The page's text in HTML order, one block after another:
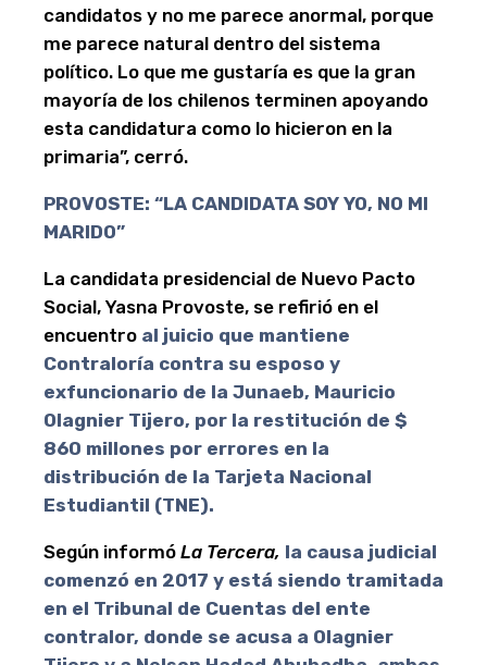
candidatos y no me parece anormal, porque
me parece natural dentro del sistema
político. Lo que me gustaría es que la gran
mayoría de los chilenos terminen apoyando
esta candidatura como lo hicieron en la
primaria”, cerró.
PROVOSTE: “LA CANDIDATA SOY YO, NO MI
MARIDO”
La candidata presidencial de Nuevo Pacto
Social, Yasna Provoste, se refirió en el
encuentro al juicio que mantiene
Contraloría contra su esposo y
exfuncionario de la Junaeb, Mauricio
Olagnier Tijero, por la restitución de $
860 millones por errores en la
distribución de la Tarjeta Nacional
Estudiantil (TNE).
Según informó La Tercera, la causa judicial
comenzó en 2017 y está siendo tramitada
en el Tribunal de Cuentas del ente
contralor, donde se acusa a Olagnier